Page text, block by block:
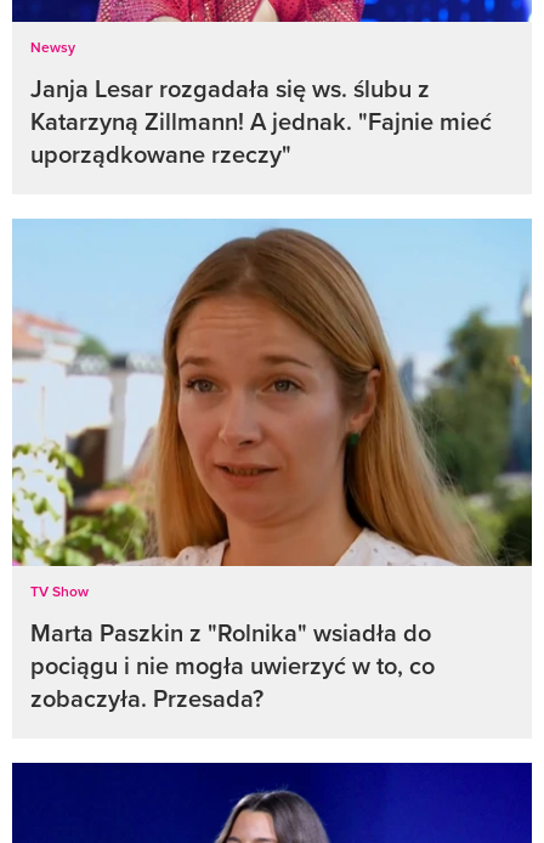
Newsy
Janja Lesar rozgadała się ws. ślubu z
Katarzyną Zillmann! A jednak. "Fajnie mieć
uporządkowane rzeczy"
TV Show
Marta Paszkin z "Rolnika" wsiadła do
pociągu i nie mogła uwierzyć w to, co
zobaczyła. Przesada?